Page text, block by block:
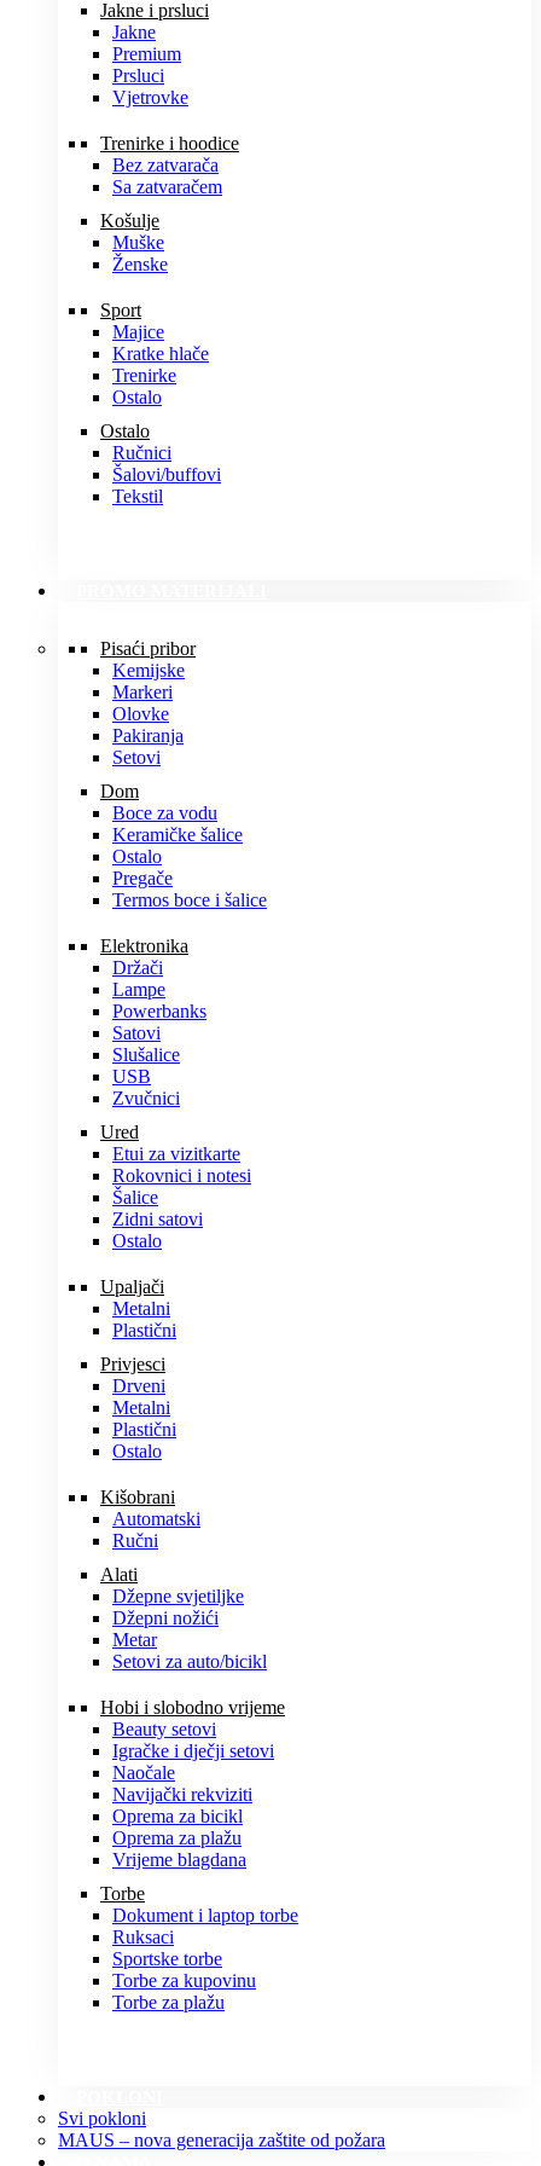
Jakne i prsluci
Jakne
Premium
Prsluci
Vjetrovke
Trenirke i hoodice
Bez zatvarača
Sa zatvaračem
Košulje
Muške
Ženske
Sport
Majice
Kratke hlače
Trenirke
Ostalo
Ostalo
Ručnici
Šalovi/buffovi
Tekstil
Pisaći pribor
Kemijske
Markeri
Olovke
Pakiranja
Setovi
Dom
Boce za vodu
Keramičke šalice
Ostalo
Pregače
Termos boce i šalice
Elektronika
Držači
Lampe
Powerbanks
Satovi
Slušalice
USB
Zvučnici
Ured
Etui za vizitkarte
Rokovnici i notesi
Šalice
Zidni satovi
Ostalo
Upaljači
Metalni
Plastični
Privjesci
Drveni
Metalni
Plastični
Ostalo
Kišobrani
Automatski
Ručni
Alati
Džepne svjetiljke
Džepni nožići
Metar
Setovi za auto/bicikl
Hobi i slobodno vrijeme
Beauty setovi
Igračke i dječji setovi
Naočale
Navijački rekviziti
Oprema za bicikl
Oprema za plažu
Vrijeme blagdana
Torbe
Dokument i laptop torbe
Ruksaci
Sportske torbe
Torbe za kupovinu
Torbe za plažu
Svi pokloni
MAUS – nova generacija zaštite od požara